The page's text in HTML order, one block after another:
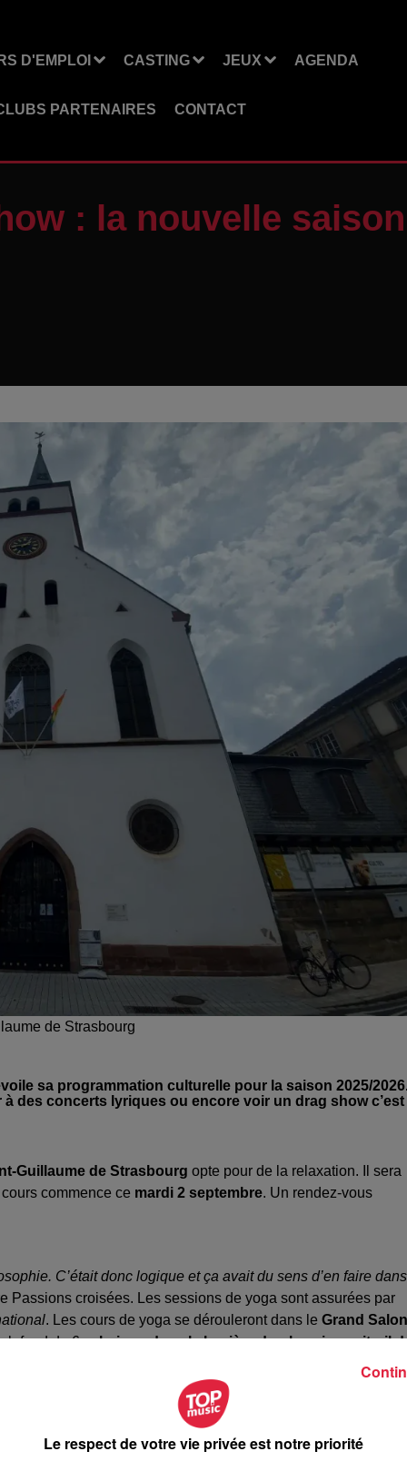
D'EMPLOI CASTING JEUX AGENDA
PARTENAIRES CONTACT
: la nouvelle
de Strasbourg
sa programmation culturelle pour la saison 2025/
des concerts lyriques ou encore voir un drag show c’est
Guillaume de Strasbourg opte pour de la relaxation. Il sera
commence ce mardi 2 septembre. Un rendez-vous
C’était donc logique et ça avait du sens d’en faire dans
Passions croisées. Les sessions de yoga sont assurées par
. Les cours de yoga se dérouleront dans le Grand Salon
de 6 mbaigne dans la lumière du plus vieux vitrail
surplombe l’édifice du XV
e siècle. Les séances peuvent
12 €. «
C’est très rare de faire du yoga dans un endroit de
Le respect de votre vie privée est notre priorité